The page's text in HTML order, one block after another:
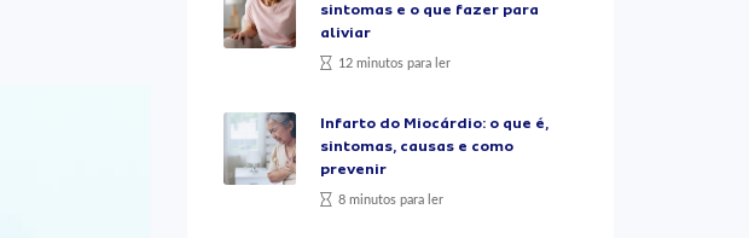
sintomas e o que fazer para
aliviar
12 minutos para ler
Infarto do Miocárdio: o que é,
sintomas, causas e como
prevenir
8 minutos para ler